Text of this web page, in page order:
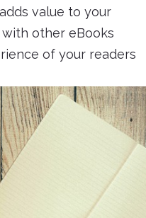
value to your
other eBooks
of your readers